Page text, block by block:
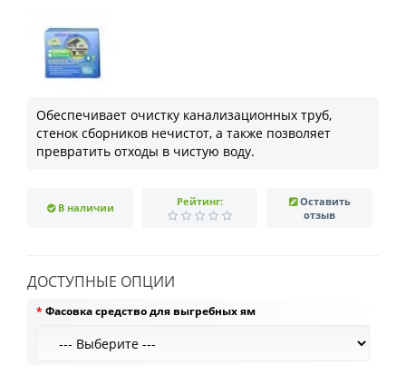
Обеспечивает очистку канализационных труб,
стенок сборников нечистот, а также позволяет
превратить отходы в чистую воду.
В наличии Рейтинг:
Оставить
отзыв
ДОСТУПНЫЕ ОПЦИИ
Фасовка средство для выгребных ям